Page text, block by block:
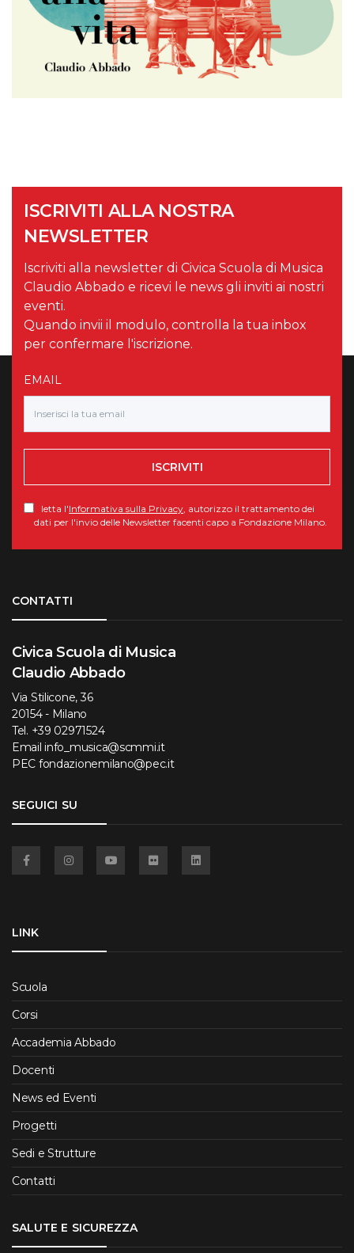
ISCRIVITI ALLA NOSTRA
NEWSLETTER
Iscriviti alla newsletter di Civica Scuola di Musica
Claudio Abbado e ricevi le news gli inviti ai nostri
eventi.
Quando invii il modulo, controlla la tua inbox
per confermare l'iscrizione.
EMAIL
ISCRIVITI
letta l'Informativa sulla Privacy, autorizzo il trattamento dei
dati per l'invio delle Newsletter facenti capo a Fondazione Milano.
CONTATTI
Civica Scuola di Musica
Claudio Abbado
Via Stilicone, 36
20154 - Milano
Tel. +39 02971524
Email info_musica@scmmi.it
PEC fondazionemilano@pec.it
SEGUICI SU
LINK
Scuola
Corsi
Accademia Abbado
Docenti
News ed Eventi
Progetti
Sedi e Strutture
Contatti
SALUTE E SICUREZZA